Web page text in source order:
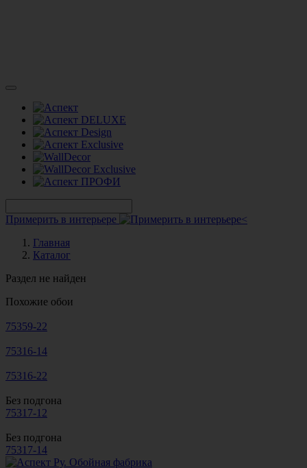
Примерить в интерьере
Главная
Каталог
Раздел не найден
Похожие обои
75359-22
75316-14
75316-22
Без подгона
75317-12
Без подгона
75317-14